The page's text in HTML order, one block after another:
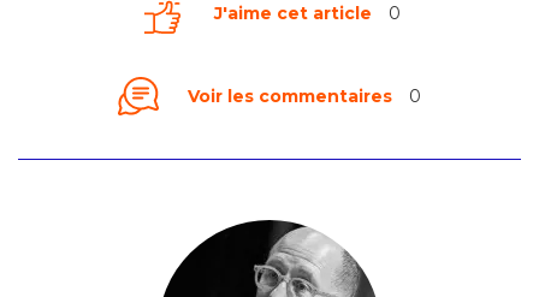
J'aime cet article 0
Voir les commentaires 0